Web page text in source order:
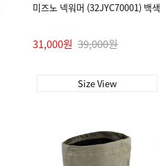
미즈노 넥워머 (32JYC70001) 백색
31,000원 39,000원
Size View